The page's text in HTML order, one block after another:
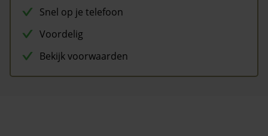
Snel op je telefoon
Voordelig
Bekijk voorwaarden